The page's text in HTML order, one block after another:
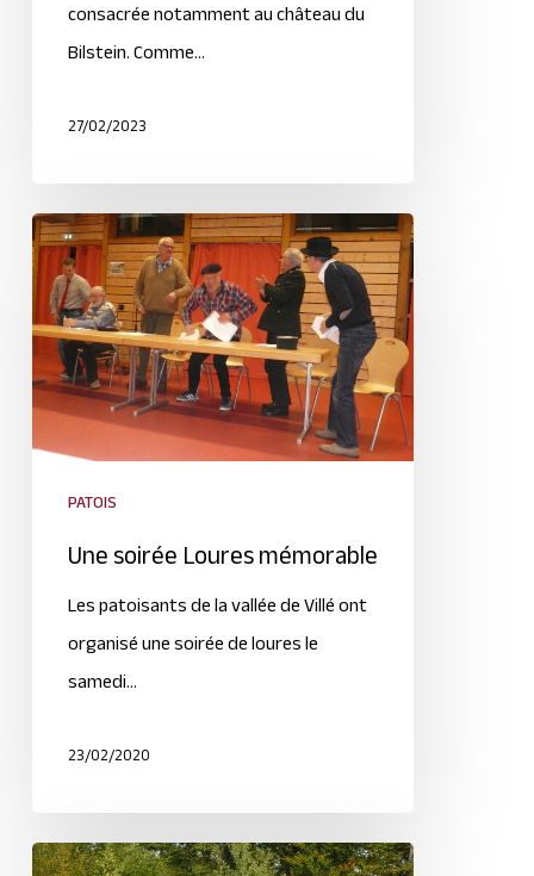
consacrée notamment au château du
Bilstein. Comme…
27/02/2023
PATOIS
Une soirée Loures mémorable
Les patoisants de la vallée de Villé ont
organisé une soirée de loures le
samedi…
23/02/2020